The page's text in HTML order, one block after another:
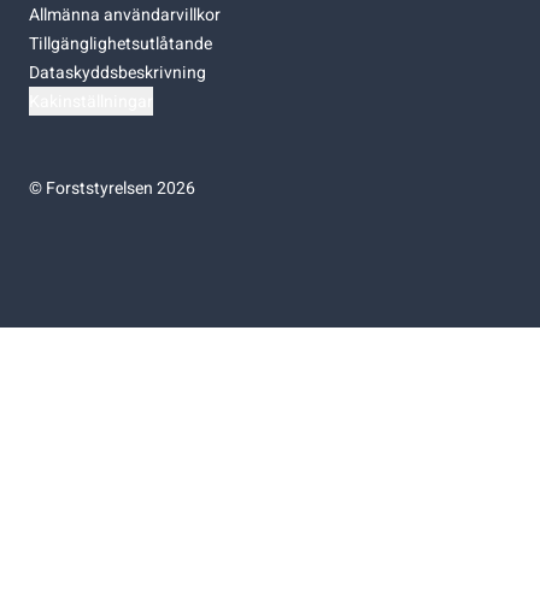
Allmänna användarvillkor
Tillgänglighetsutlåtande
Dataskyddsbeskrivning
©Forststyrelsen 2026